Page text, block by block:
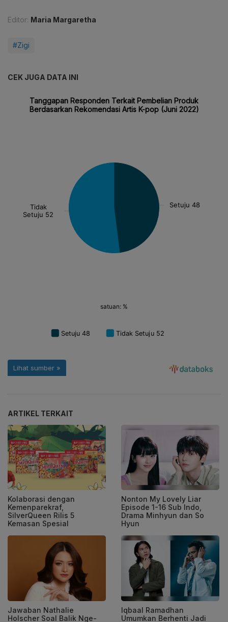
Editor: Maria Margaretha
#Zigi
CEK JUGA DATA INI
ARTIKEL TERKAIT
Kolaborasi dengan
Kemenparekraf,
SilverQueen Rilis 5
Kemasan Spesial
Nonton My Lovely Liar
Episode 1-16 Sub Indo,
Drama Minhyun dan So
Hyun
Jawaban Nathalie
Holscher Soal Balik Nge-
Iqbaal Ramadhan
Umumkan Berhenti Jadi